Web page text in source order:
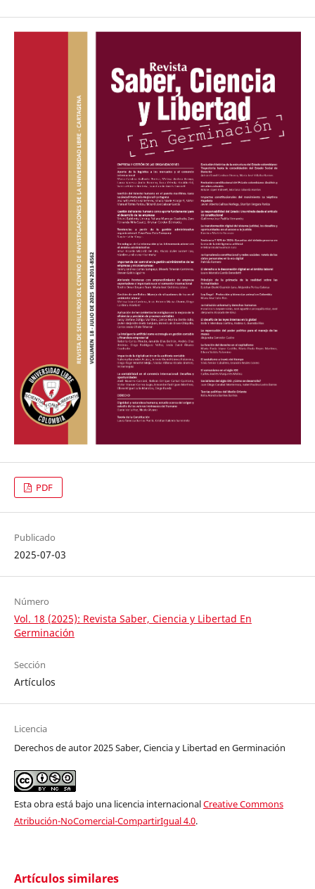
PDF
Publicado
2025-07-03
Número
Vol. 18 (2025): Revista Saber, Ciencia y Libertad En
Germinación
Sección
Artículos
Licencia
Derechos de autor 2025 Saber, Ciencia y Libertad en Germinación
Esta obra está bajo una licencia internacionalCreative Commons
Atribución-NoComercial-CompartirIgual 4.0.
Artículos similares